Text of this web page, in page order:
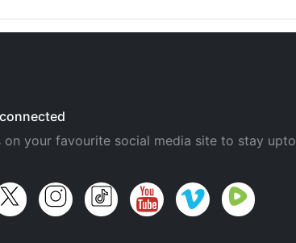
on your favourite social media site to stay upto